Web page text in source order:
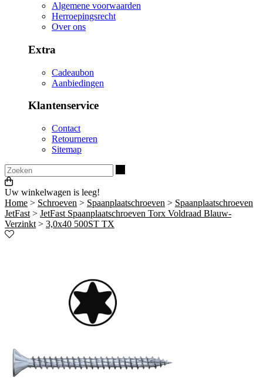
Algemene voorwaarden
Herroepingsrecht
Over ons
Extra
Cadeaubon
Aanbiedingen
Klantenservice
Contact
Retourneren
Sitemap
Uw winkelwagen is leeg!
Home > Schroeven > Spaanplaatschroeven > Spaanplaatschroeven
JetFast > JetFast Spaanplaatschroeven Torx Voldraad Blauw-
Verzinkt > 3,0x40 500ST TX